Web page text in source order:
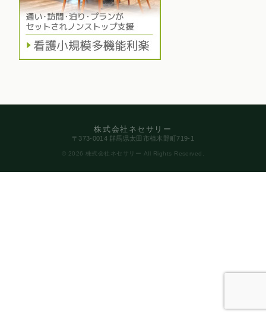
株式会社ネセサリー
〒373-0014 群馬県太田市植木野町719-1
© 2026 株式会社ネセサリー All Rights Reserved.